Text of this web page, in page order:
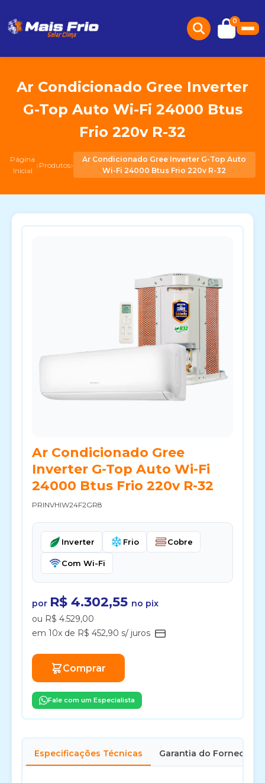
0
Ar Condicionado Gree Inverter
G-Top Auto Wi-Fi 24000 Btus
Frio 220v R-32
Página
Inicial ›Produtos›
Ar Condicionado Gree Inverter G-Top Auto
Wi-Fi 24000 Btus Frio 220v R-32
Ar Condicionado Gree
Inverter G-Top Auto Wi-Fi
24000 Btus Frio 220v R-32
PRINVHIW24F2GR8
Inverter Frio Cobre
Com Wi-Fi
por R$ 4.302,55 no pix
ou R$ 4.529,00
em 10x de R$ 452,90 s/ juros
Comprar
Fale com um Especialista
Especificações Técnicas Garantia do Fornecedor